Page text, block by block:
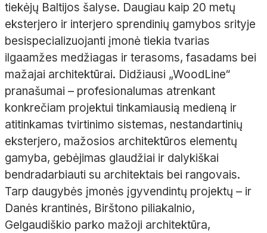
tiekėjų Baltijos šalyse. Daugiau kaip 20 metų
eksterjero ir interjero sprendinių gamybos srityje
besispecializuojanti įmonė tiekia tvarias
ilgaamžes medžiagas ir terasoms, fasadams bei
mažajai architektūrai. Didžiausi „WoodLine“
pranašumai – profesionalumas atrenkant
konkrečiam projektui tinkamiausią medieną ir
atitinkamas tvirtinimo sistemas, nestandartinių
eksterjero, mažosios architektūros elementų
gamyba, gebėjimas glaudžiai ir dalykiškai
bendradarbiauti su architektais bei rangovais.
Tarp daugybės įmonės įgyvendintų projektų – ir
Danės krantinės, Birštono piliakalnio,
Gelgaudiškio parko mažoji architektūra,